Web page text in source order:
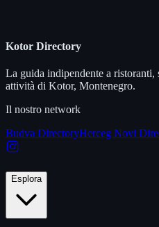
Kotor Directory
La guida indipendente a ristoranti,
attività di Kotor, Montenegro.
Il nostro network
Budva DirectoryHerceg Novi
Esplora